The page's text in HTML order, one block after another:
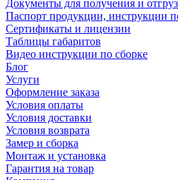
Документы для получения и
Паспорт продукции, инструкции
Сертификаты и лицензии
Таблицы габаритов
Видео инструкции по сборке
Блог
Услуги
Оформление заказа
Условия оплаты
Условия доставки
Условия возврата
Замер и сборка
Монтаж и установка
Гарантия на товар